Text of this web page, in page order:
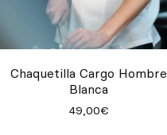
Chaquetilla Cargo Hombre
Blanca
49,00€